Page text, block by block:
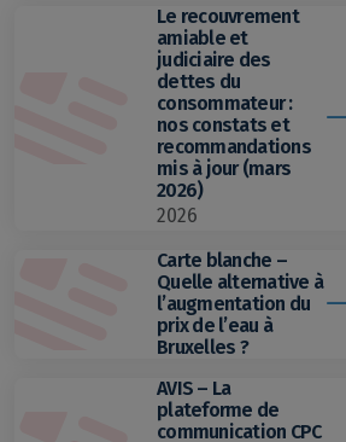
Le recouvrement
amiable et
judiciaire des
dettes du
consommateur :
nos constats et
recommandations
mis à jour (mars
2026)
2026
Carte blanche –
Quelle alternative à
l’augmentation du
prix de l’eau à
Bruxelles ?
AVIS – La
plateforme de
communication CPC